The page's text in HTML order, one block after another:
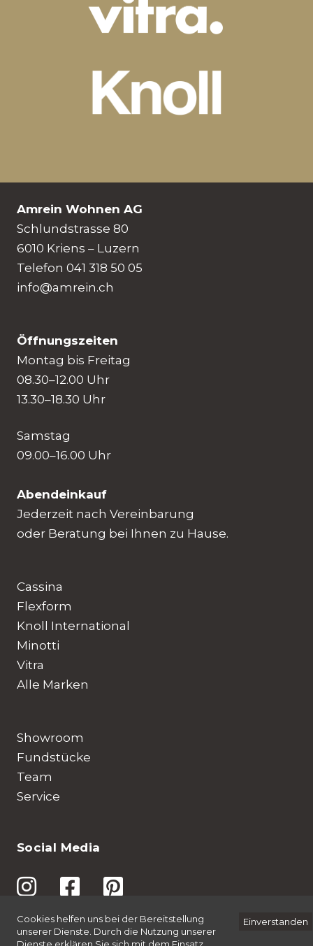
Amrein Wohnen AG
Schlundstrasse 80
6010 Kriens – Luzern
Telefon 041 318 50 05
info@amrein.ch
Öffnungszeiten
Montag bis Freitag
08.30–12.00 Uhr
13.30–18.30 Uhr
Samstag
09.00–16.00 Uhr
Abendeinkauf
Jederzeit nach Vereinbarung
oder Beratung bei Ihnen zu Hause.
Cassina
Flexform
Knoll International
Minotti
Vitra
Alle Marken
Showroom
Fundstücke
Team
Service
Social Media
© 2026 Möbel Amrein AG